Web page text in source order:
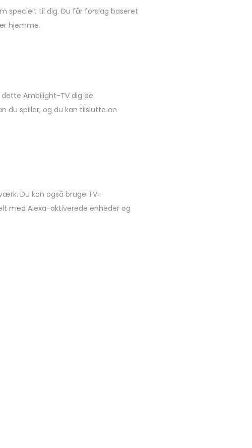
specielt til dig. Du får forslag baseret
hjemme.
dette Ambilight-TV dig de
du spiller, og du kan tilslutte en
Du kan også bruge TV-
med Alexa-aktiverede enheder og